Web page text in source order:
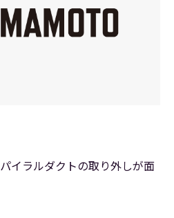
イラルダクトの取り外しが面